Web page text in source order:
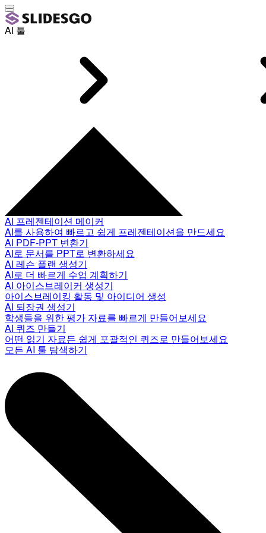
AI 툴
AI 프레젠테이션 메이커
AI를 사용하여 빠르고 쉽게 프레젠테이션을 만드세요
AI PDF-PPT 변환기
AI로 문서를 PPT로 변환하세요
AI 레슨 플랜 생성기
AI로 더 빠르게 수업 계획하기
AI 아이스브레이커 생성기
아이스브레이킹 활동 및 아이디어 생성
AI 퇴장권 생성기
학생들을 위한 평가 자료를 빠르게 만들어보세요
AI 퀴즈 만들기
어떤 읽기 자료든 쉽게 포괄적인 퀴즈로 만들어보세요
모든 AI 툴 탐색하기